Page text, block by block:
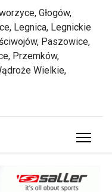
Głogów,
Legnica, Legnickie
Paszowice,
Przemków,
Wielkie,